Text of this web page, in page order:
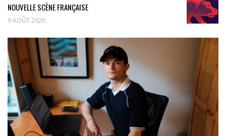
NOUVELLE SCÈNE FRANÇAISE
9 AOÛT 2026